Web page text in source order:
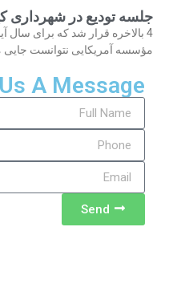
جلسه تودیع در شهرداری
4 بالاخره قرار شد که برای سال
مؤسسه آمریکایی نتوانست جایی
A Message
Send